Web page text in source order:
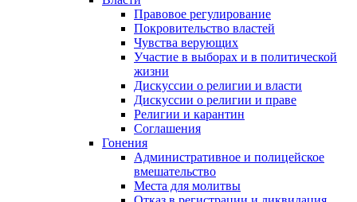
Правовое регулирование
Покровительство властей
Чувства верующих
Участие в выборах и в политической
жизни
Дискуссии о религии и власти
Дискуссии о религии и праве
Религии и карантин
Соглашения
Гонения
Административное и полицейское
вмешательство
Места для молитвы